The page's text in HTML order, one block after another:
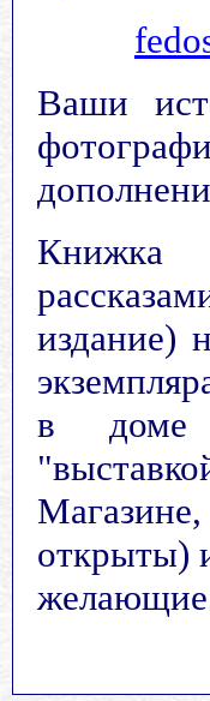
Ваши
издание)
в доме
открыты)